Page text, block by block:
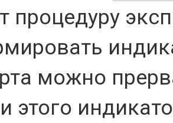
процедуру
можно
этого